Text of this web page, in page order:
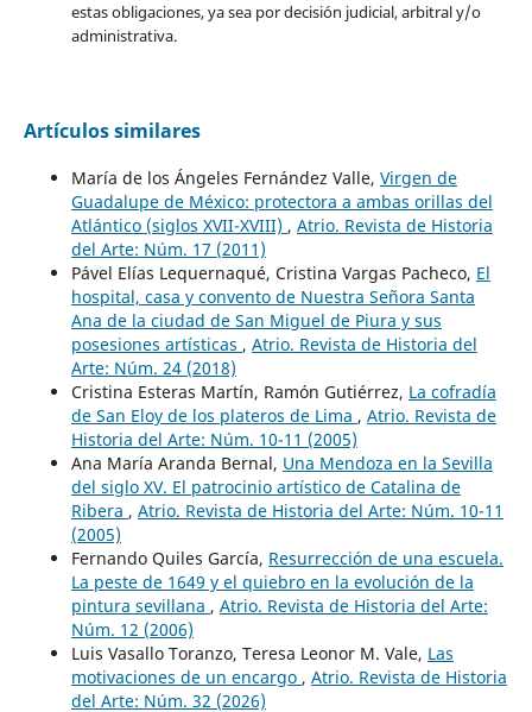
estas obligaciones, ya sea por decisión judicial, arbitral y/o
administrativa.
Artículos similares
María de los Ángeles Fernández Valle, Virgen de
Guadalupe de México: protectora a ambas orillas del
Atlántico (siglos XVII-XVIII) , Atrio. Revista de Historia
del Arte: Núm. 17 (2011)
Pável Elías Lequernaqué, Cristina Vargas Pacheco, El
hospital, casa y convento de Nuestra Señora Santa
Ana de la ciudad de San Miguel de Piura y sus
posesiones artísticas , Atrio. Revista de Historia del
Arte: Núm. 24 (2018)
Cristina Esteras Martín, Ramón Gutiérrez, La cofradía
de San Eloy de los plateros de Lima , Atrio. Revista de
Historia del Arte: Núm. 10-11 (2005)
Ana María Aranda Bernal, Una Mendoza en la Sevilla
del siglo XV. El patrocinio artístico de Catalina de
Ribera , Atrio. Revista de Historia del Arte: Núm. 10-11
(2005)
Fernando Quiles García, Resurrección de una escuela.
La peste de 1649 y el quiebro en la evolución de la
pintura sevillana , Atrio. Revista de Historia del Arte:
Núm. 12 (2006)
Luis Vasallo Toranzo, Teresa Leonor M. Vale, Las
motivaciones de un encargo , Atrio. Revista de Historia
del Arte: Núm. 32 (2026)